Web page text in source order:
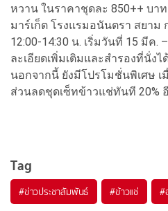
หวาน ในราคาชุดละ 850++ บา
มาร์เก็ต โรงแรมอนันตรา สยาม
12:00-14:30 น. เริ่มวันที่ 15 มีค.
ละเอียดเพิ่มเติมและสำรองที่นั่งไ
นอกจากนี้ ยังมีโปรโมชั่นพิเศษ เ
ส่วนลดชุดเซ็ทข้าวแช่ทันที 20%
Tag
#ข่าวประชาสัมพันธ์ #ข้าวแช่ #